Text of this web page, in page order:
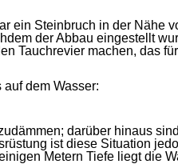
ein Steinbruch in der Nähe
der Abbau eingestellt
Tauchrevier machen, das
dem Wasser:
darüber hinaus
ist diese Situation
Metern Tiefe liegt die